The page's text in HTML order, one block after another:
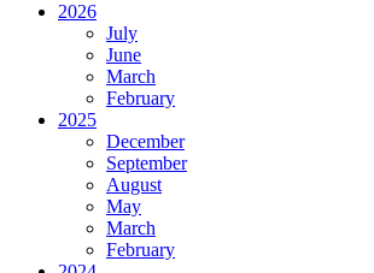
2026
July
June
March
February
2025
December
September
August
May
March
February